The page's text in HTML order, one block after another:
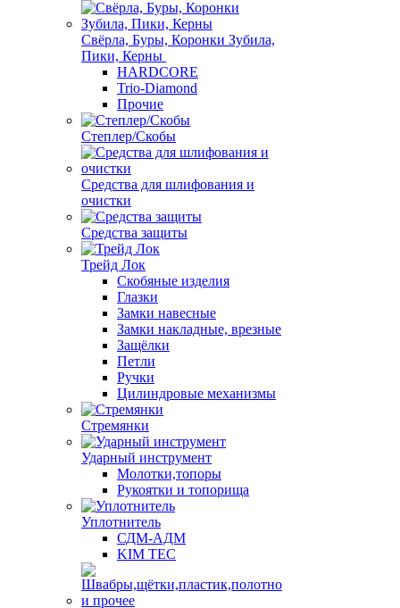
Свёрла, Буры, Коронки Зубила,
Пики, Керны
HARDCORE
Trio-Diamond
Прочие
Степлер/Скобы
Средства для шлифования и
очистки
Средства защиты
Трейд Лок
Скобяные изделия
Глазки
Замки навесные
Замки накладные, врезные
Защёлки
Петли
Ручки
Цилиндровые механизмы
Стремянки
Ударный инструмент
Молотки,топоры
Рукоятки и топорища
Уплотнитель
СДМ-АДМ
KIM TEC